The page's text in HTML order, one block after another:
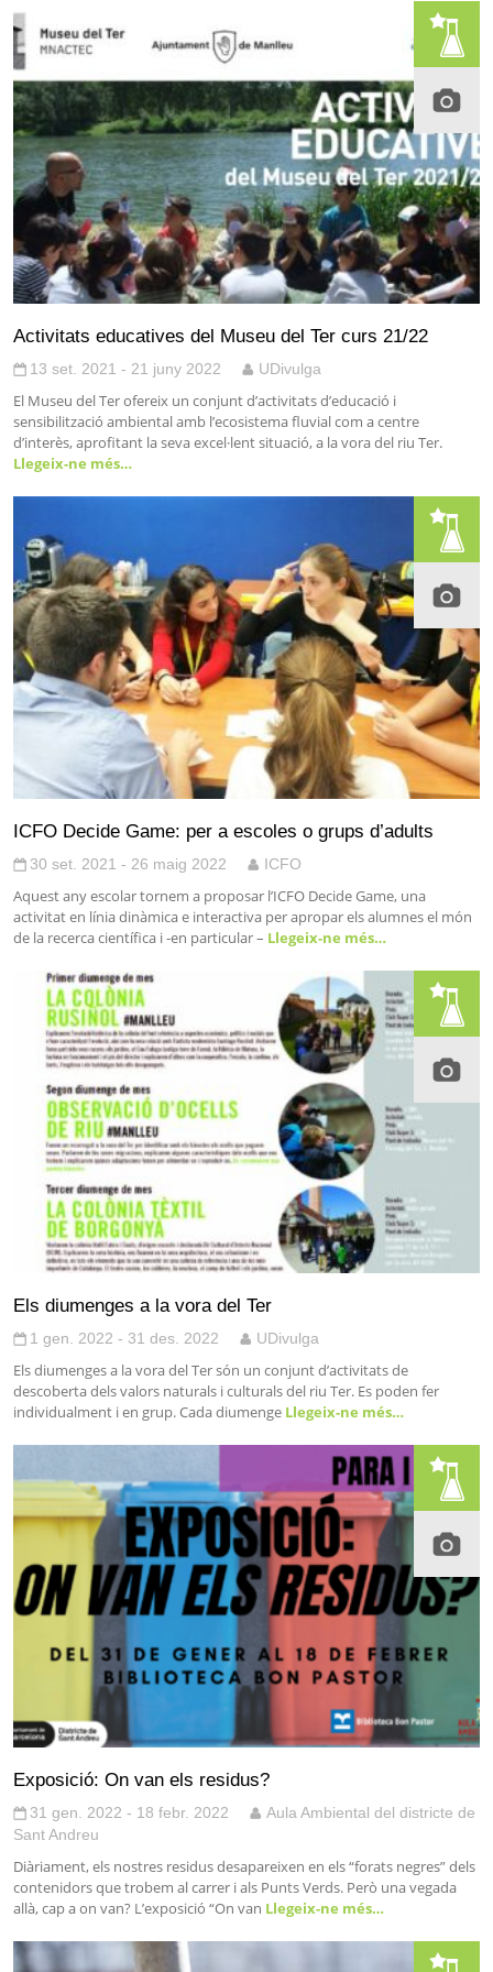
Activitats educatives del Museu del Ter curs 21/22
13 set. 2021 - 21 juny 2022 UDivulga
El Museu del Ter ofereix un conjunt d’activitats d’educació i
sensibilització ambiental amb l’ecosistema fluvial com a centre
d’interès, aprofitant la seva excel·lent situació, a la vora del riu Ter.
Llegeix-ne més…
ICFO Decide Game: per a escoles o grups d’adults
30 set. 2021 - 26 maig 2022 ICFO
Aquest any escolar tornem a proposar l’ICFO Decide Game, una
activitat en línia dinàmica e interactiva per apropar els alumnes el món
de la recerca científica i -en particular – Llegeix-ne més…
Els diumenges a la vora del Ter
1 gen. 2022 - 31 des. 2022 UDivulga
Els diumenges a la vora del Ter són un conjunt d’activitats de
descoberta dels valors naturals i culturals del riu Ter. Es poden fer
individualment i en grup. Cada diumenge Llegeix-ne més…
Exposició: On van els residus?
31 gen. 2022 - 18 febr. 2022
Aula Ambiental del districte de
Sant Andreu
Diàriament, els nostres residus desapareixen en els “forats negres” dels
contenidors que trobem al carrer i als Punts Verds. Però una vegada
allà, cap a on van? L’exposició “On van Llegeix-ne més…